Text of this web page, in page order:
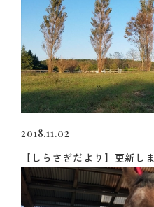
2018.11.02
【しらさぎだより】更新し